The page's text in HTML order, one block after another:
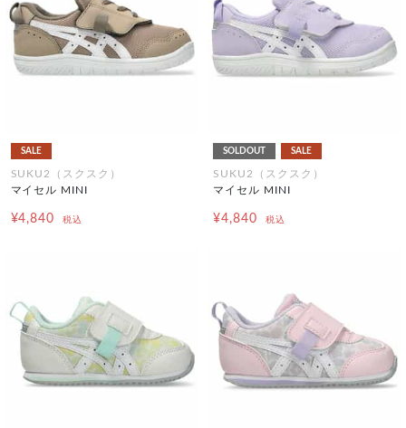
SALE
SUKU2（スクスク）
マイセル MINI
¥4,840 税込
SOLDOUT SALE
SUKU2（スクスク）
マイセル MINI
¥4,840 税込